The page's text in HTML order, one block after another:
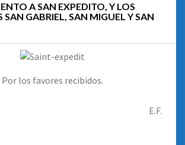
A SAN EXPEDITO, Y LOS
SAN GABRIEL, SAN MIGUEL Y SAN
Por los favores recibidos.
E.F.